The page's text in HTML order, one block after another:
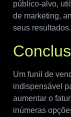
público-alvo,
de marketing,
seus resultados.
Um funil de
indispensável
aumentar o
inúmeras